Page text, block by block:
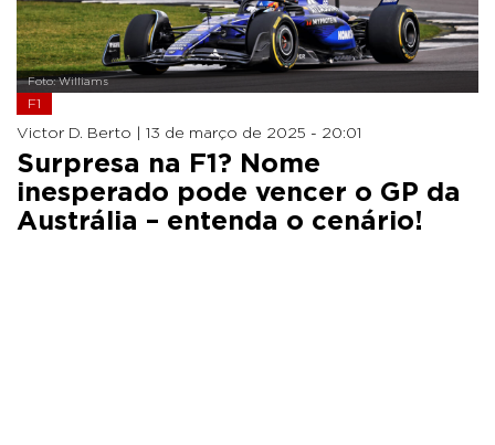
Foto: Williams
F1
Victor D. Berto | 13 de março de 2025 - 20:01
Surpresa na F1? Nome
inesperado pode vencer o GP da
Austrália – entenda o cenário!